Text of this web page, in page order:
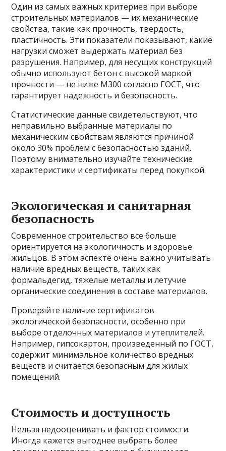
Один из самых важных критериев при выборе
строительных материалов — их механические
свойства, такие как прочность, твердость,
пластичность. Эти показатели показывают, какие
нагрузки сможет выдержать материал без
разрушения. Например, для несущих конструкций
обычно используют бетон с высокой маркой
прочности — не ниже М300 согласно ГОСТ, что
гарантирует надежность и безопасность.
Статистические данные свидетельствуют, что
неправильно выбранные материалы по
механическим свойствам являются причиной
около 30% проблем с безопасностью зданий.
Поэтому внимательно изучайте технические
характеристики и сертификаты перед покупкой.
Экологическая и санитарная
безопасность
Современное строительство все больше
ориентируется на экологичность и здоровье
жильцов. В этом аспекте очень важно учитывать
наличие вредных веществ, таких как
формальдегид, тяжелые металлы и летучие
органические соединения в составе материалов.
Проверяйте наличие сертификатов
экологической безопасности, особенно при
выборе отделочных материалов и утеплителей.
Например, гипсокартон, произведенный по ГОСТ,
содержит минимальное количество вредных
веществ и считается безопасным для жилых
помещений.
Стоимость и доступность
Нельзя недооценивать и фактор стоимости.
Иногда кажется выгоднее выбрать более